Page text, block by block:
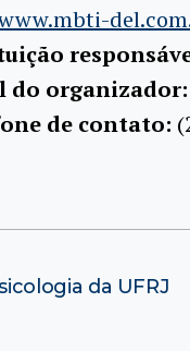
do organizador:
de contato:
da UFRJ